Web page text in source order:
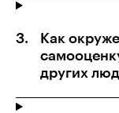
Как
других